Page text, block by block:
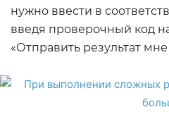
нужно ввести в
введя проверочный код
«Отправить результат мне